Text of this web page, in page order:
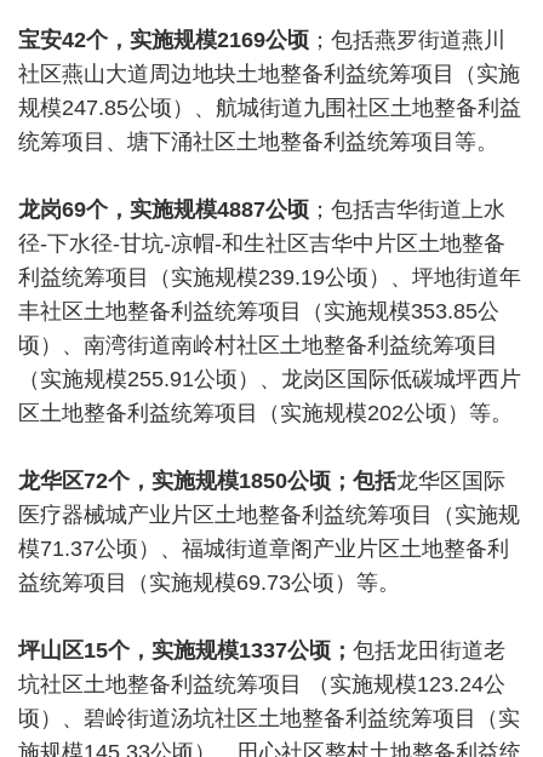
宝安42个，实施规模2169公顷 ；包括燕罗街道燕川
社区燕山大道周边地块土地整备利益统筹项目（实施
规模247.85公顷）、航城街道九围社区土地整备利益
统筹项目、塘下涌社区土地整备利益统筹项目等。
龙岗69个，实施规模4887公顷 ；包括吉华街道上水
径-下水径-甘坑-凉帽-和生社区吉华中片区土地整备
利益统筹项目（实施规模239.19公顷）、坪地街道年
丰社区土地整备利益统筹项目（实施规模353.85公
顷）、南湾街道南岭村社区土地整备利益统筹项目
（实施规模255.91公顷）、龙岗区国际低碳城坪西片
区土地整备利益统筹项目（实施规模202公顷）等。
龙华区72个， 实施规模1850公顷；包括龙华区国际
医疗器械城产业片区土地整备利益统筹项目（实施规
模71.37公顷）、福城街道章阁产业片区土地整备利
益统筹项目（实施规模69.73公顷）等。
坪山区15个， 实施规模1337公顷； 包括龙田街道老
坑社区土地整备利益统筹项目 （实施规模123.24公
顷）、碧岭街道汤坑社区土地整备利益统筹项目（实
施规模145.33公顷）、田心社区整村土地整备利益统